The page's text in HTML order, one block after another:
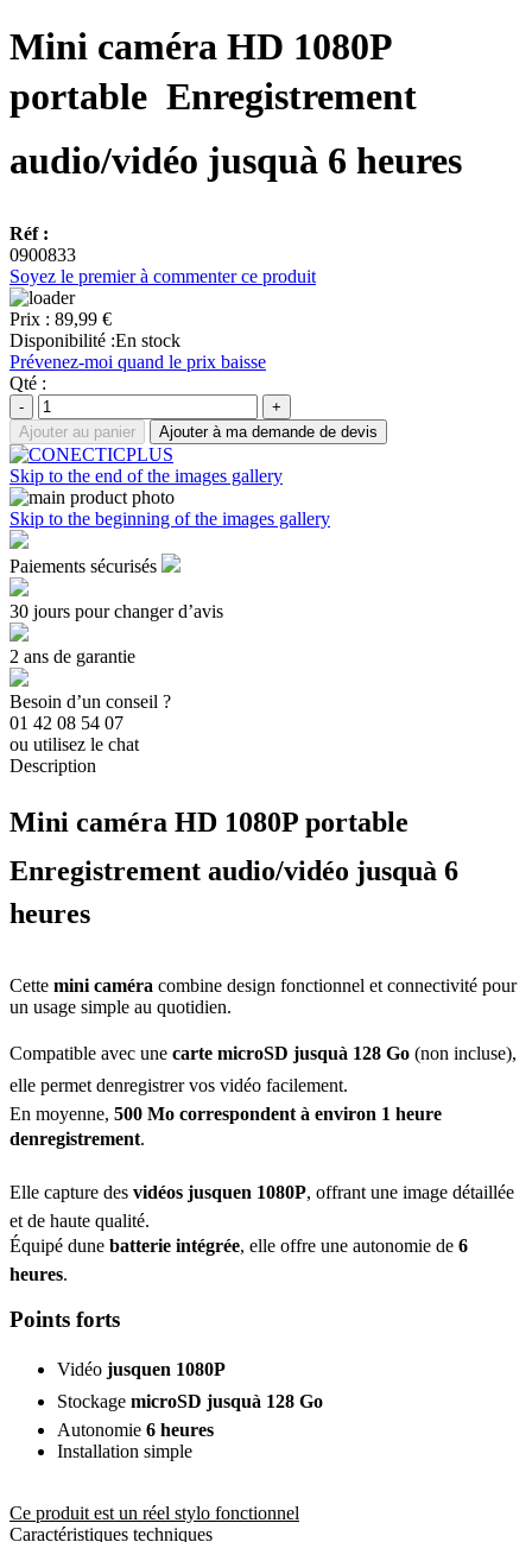
Mini caméra HD 1080P
portable  Enregistrement
audio/vidéo jusquà 6 heures
Réf :
0900833
Soyez le premier à commenter ce produit
Prix : 89,99 €
Disponibilité :En stock
Prévenez-moi quand le prix baisse
Qté :
-
+
Ajouter au panier
Ajouter à ma demande de devis
Skip to the end of the images gallery
Skip to the beginning of the images gallery
Paiements sécurisés
30 jours pour changer d’avis
2 ans de garantie
Besoin d’un conseil ?
01 42 08 54 07
ou utilisez le chat
Description
Mini caméra HD 1080P portable 
Enregistrement audio/vidéo jusquà 6
heures
Cette mini caméra combine design fonctionnel et connectivité pour
un usage simple au quotidien.
Compatible avec une carte microSD jusquà 128 Go (non incluse),
elle permet denregistrer vos vidéo facilement.
En moyenne, 500 Mo correspondent à environ 1 heure
denregistrement.
Elle capture des vidéos jusquen 1080P, offrant une image détaillée
et de haute qualité.
Équipé dune batterie intégrée, elle offre une autonomie de 6
heures.
Points forts
Vidéo jusquen 1080P
Stockage microSD jusquà 128 Go
Autonomie 6 heures
Installation simple
Ce produit est un réel stylo fonctionnel
Caractéristiques techniques